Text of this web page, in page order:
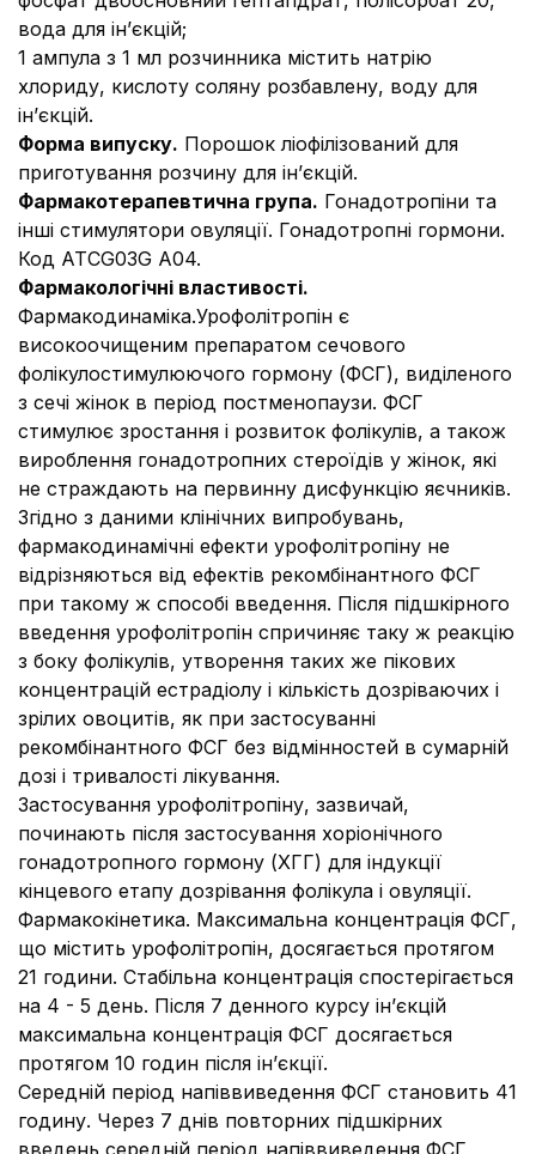
вода для ін’єкцій;
1 ампула з 1 мл розчинника містить натрію
хлориду, кислоту соляну розбавлену, воду для
ін’єкцій.
Форма випуску. Порошок ліофілізований для
приготування розчину для ін’єкцій.
Фармакотерапевтична група. Гонадотропіни та
інші стимулятори овуляції. Гонадотропні гормони.
Код АТСG03G A04.
Фармакологічні властивості.
Фармакодинаміка.Урофолітропін є
високоочищеним препаратом сечового
фолікулостимулюючого гормону (ФСГ), виділеного
з сечі жінок в період постменопаузи. ФСГ
стимулює зростання і розвиток фолікулів, а також
вироблення гонадотропних стероїдів у жінок, які
не страждають на первинну дисфункцію яєчників.
Згідно з даними клінічних випробувань,
фармакодинамічні ефекти урофолітропіну не
відрізняються від ефектів рекомбінантного ФСГ
при такому ж способі введення. Після підшкірного
введення урофолітропін спричиняє таку ж реакцію
з боку фолікулів, утворення таких же пікових
концентрацій естрадіолу і кількість дозріваючих і
зрілих овоцитів, як при застосуванні
рекомбінантного ФСГ без відмінностей в сумарній
дозі і тривалості лікування.
Застосування урофолітропіну, зазвичай,
починають після застосування хоріонічного
гонадотропного гормону (ХГГ) для індукції
кінцевого етапу дозрівання фолікула і овуляції.
Фармакокінетика. Максимальна концентрація ФСГ,
що містить урофолітропін, досягається протягом
21 години. Стабільна концентрація спостерігається
на 4 - 5 день. Після 7 денного курсу ін’єкцій
максимальна концентрація ФСГ досягається
протягом 10 годин після ін’єкції.
Cередній період напіввиведення ФСГ становить 41
годину. Через 7 днів повторних підшкірних
введень середній період напіввиведення ФСГ